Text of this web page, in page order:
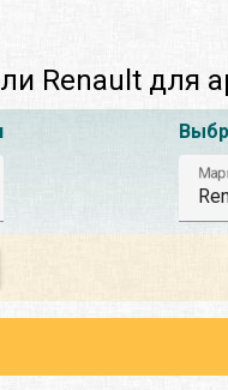
Renault для